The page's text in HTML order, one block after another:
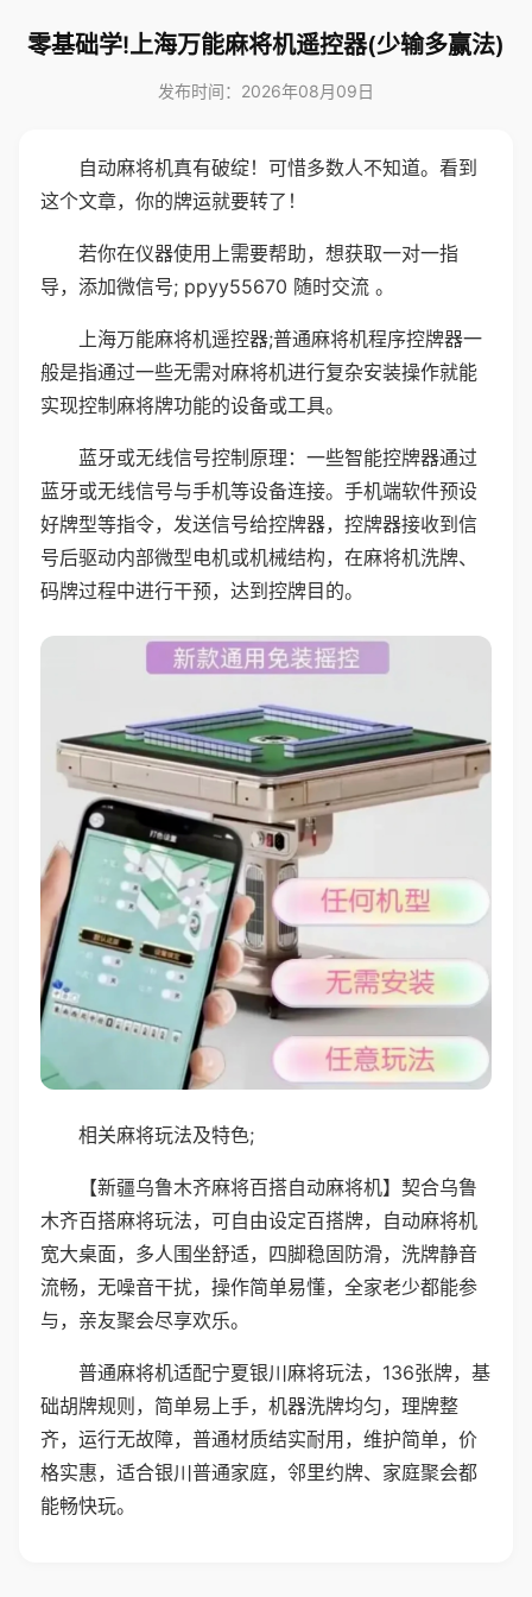
零基础学!上海万能麻将机遥控器(少输多赢法)
发布时间：2026年08月09日
自动麻将机真有破绽！可惜多数人不知道。看到
这个文章，你的牌运就要转了！
若你在仪器使用上需要帮助，想获取一对一指
导，添加微信号; ppyy55670 随时交流 。
上海万能麻将机遥控器;普通麻将机程序控牌器一
般是指通过一些无需对麻将机进行复杂安装操作就能
实现控制麻将牌功能的设备或工具。
蓝牙或无线信号控制原理：一些智能控牌器通过
蓝牙或无线信号与手机等设备连接。手机端软件预设
好牌型等指令，发送信号给控牌器，控牌器接收到信
号后驱动内部微型电机或机械结构，在麻将机洗牌、
码牌过程中进行干预，达到控牌目的。
相关麻将玩法及特色;
【新疆乌鲁木齐麻将百搭自动麻将机】契合乌鲁
木齐百搭麻将玩法，可自由设定百搭牌，自动麻将机
宽大桌面，多人围坐舒适，四脚稳固防滑，洗牌静音
流畅，无噪音干扰，操作简单易懂，全家老少都能参
与，亲友聚会尽享欢乐。
普通麻将机适配宁夏银川麻将玩法，136张牌，基
础胡牌规则，简单易上手，机器洗牌均匀，理牌整
齐，运行无故障，普通材质结实耐用，维护简单，价
格实惠，适合银川普通家庭，邻里约牌、家庭聚会都
能畅快玩。